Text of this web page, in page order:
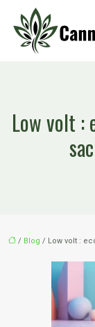
Low volt :
/ Blog / Low volt :